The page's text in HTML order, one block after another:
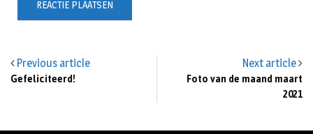
Previous article
Gefeliciteerd!
Next article
Foto van de maand maart
2021